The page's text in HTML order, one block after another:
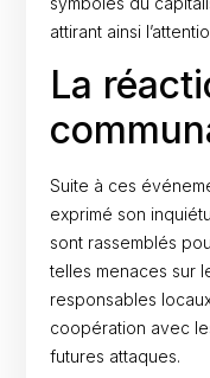
attirant ainsi
La
Suite à ces
exprimé son
sont rassemblés
telles menaces sur
responsables
coopération avec
futures attaques.